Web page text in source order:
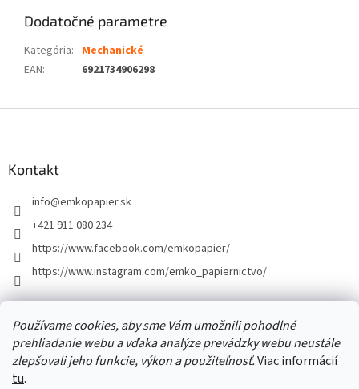
Používame cookies, aby sme Vám umožnili pohodlné
prehliadanie webu a vďaka analýze prevádzky webu neustále
zlepšovali jeho funkcie, výkon a použiteľnosť.Viac informácií
tu.
Dodatočné parametre
Kategória: Mechanické
EAN: 6921734906298
Kontakt
info@emkopapier.sk
+421 911 080 234
https://www.facebook.com/emkopapier/
https://www.instagram.com/emko_papiernictvo/
Facebook